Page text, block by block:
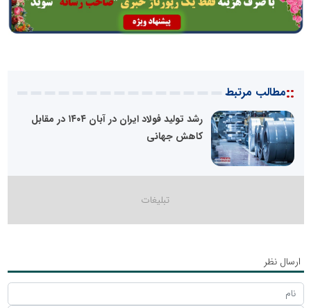
::مطالب مرتبط
رشد تولید فولاد ایران در آبان ۱۴۰۴ در مقابل
کاهش جهانی
ارسال نظر